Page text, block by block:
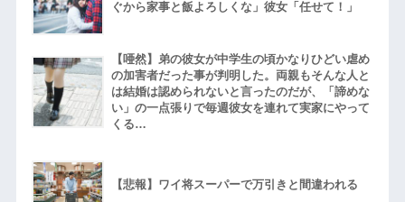
ぐから家事と飯よろしくな」彼女「任せて！」
【唖然】弟の彼女が中学生の頃かなりひどい虐め
の加害者だった事が判明した。両親もそんな人と
は結婚は認められないと言ったのだが、「諦めな
い」の一点張りで毎週彼女を連れて実家にやって
くる…
【悲報】ワイ将スーパーで万引きと間違われる